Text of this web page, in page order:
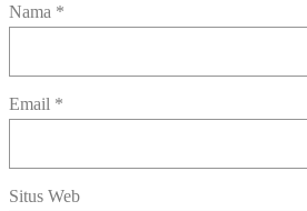
Nama *
Email *
Situs Web